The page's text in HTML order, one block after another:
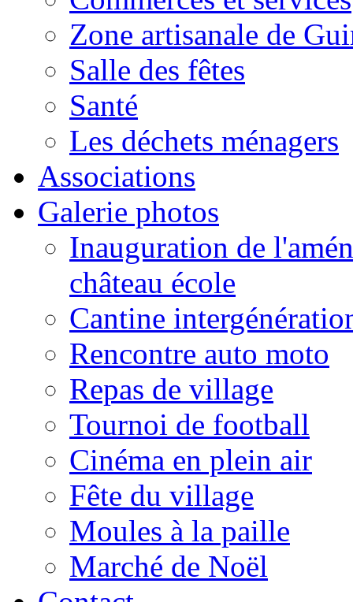
Zone artisanale de
Salle des fêtes
Santé
Les déchets ménagers
Associations
Galerie photos
Inauguration de
château école
Cantine
Rencontre auto moto
Repas de village
Tournoi de football
Cinéma en plein air
Fête du village
Moules à la paille
Marché de Noël